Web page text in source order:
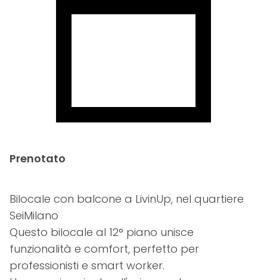
Prenotato
Bilocale con balcone a LivinUp, nel quartiere
SeiMilano
Questo bilocale al 12° piano unisce
funzionalità e comfort, perfetto per
professionisti e smart worker.